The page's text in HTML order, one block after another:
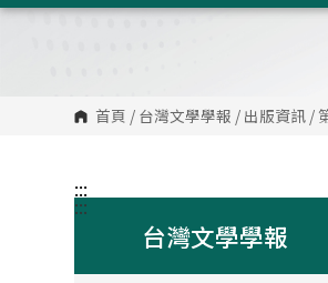
首頁 / 台灣文學學報 / 出版資訊 /
:::
台灣文學學報
:::